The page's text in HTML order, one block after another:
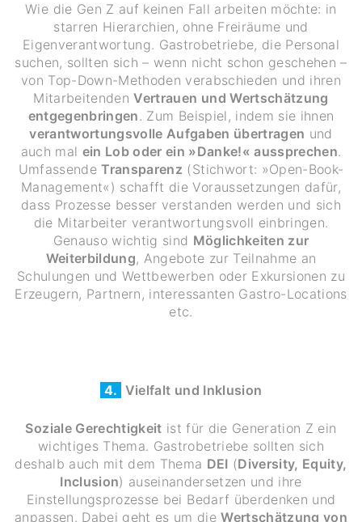
Wie die Gen Z auf keinen Fall arbeiten möchte: in
starren Hierarchien, ohne Freiräume und
Eigenverantwortung. Gastrobetriebe, die Personal
suchen, sollten sich – wenn nicht schon geschehen –
von Top-Down-Methoden verabschieden und ihren
MitarbeitendenVertrauen und Wertschätzung
entgegenbringen. Zum Beispiel, indem sie ihnen
verantwortungsvolle Aufgaben übertragen und
auch mal ein Lob oder ein »Danke!« aussprechen.
UmfassendeTransparenz (Stichwort: »Open-Book-
Management«) schafft die Voraussetzungen dafür,
dass Prozesse besser verstanden werden und sich
die Mitarbeiter verantwortungsvoll einbringen.
Genauso wichtig sind Möglichkeiten zur
Weiterbildung, Angebote zur Teilnahme an
Schulungen und Wettbewerben oder Exkursionen zu
Erzeugern, Partnern, interessanten Gastro-Locations
etc.
4. Vielfalt und Inklusion
Soziale Gerechtigkeit ist für die Generation Z ein
wichtiges Thema. Gastrobetriebe sollten sich
deshalb auch mit dem Thema DEI (Diversity, Equity,
Inclusion) auseinandersetzen und ihre
Einstellungsprozesse bei Bedarf überdenken und
anpassen. Dabei geht es um dieWertschätzung von